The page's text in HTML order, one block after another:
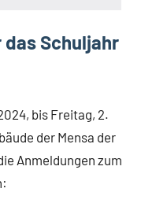
das Schuljahr
bis Freitag, 2.
der Mensa der
Anmeldungen zum